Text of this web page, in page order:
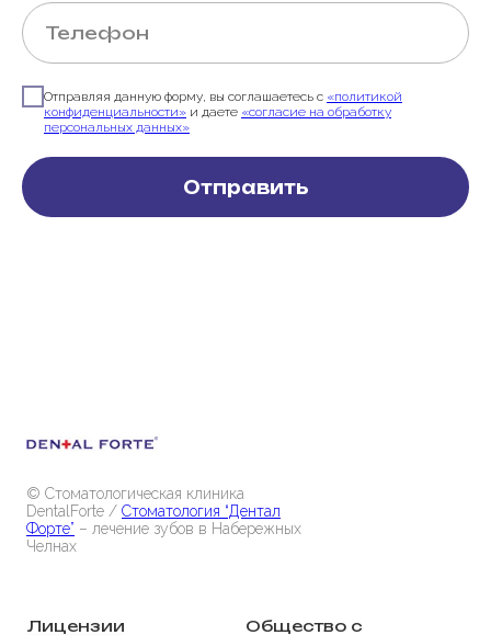
Отправляя данную форму, вы соглашаетесь с «политикой
конфиденциальности» и даете «согласие на обработку
персональных данных»
Отправить
© Стоматологическая клиника
DentalForte / Стоматология “Дентал
Форте” – лечение зубов в Набережных
Челнах
Лицензии
Общество с